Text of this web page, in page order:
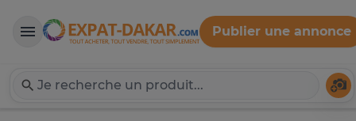
Expat-Dakar
Publier une annonce